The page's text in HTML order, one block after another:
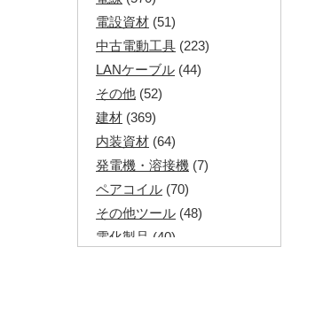
電設資材 (51)
中古電動工具 (223)
LANケーブル (44)
その他 (52)
建材 (369)
内装資材 (64)
発電機・溶接機 (7)
ペアコイル (70)
その他ツール (48)
電化製品 (40)